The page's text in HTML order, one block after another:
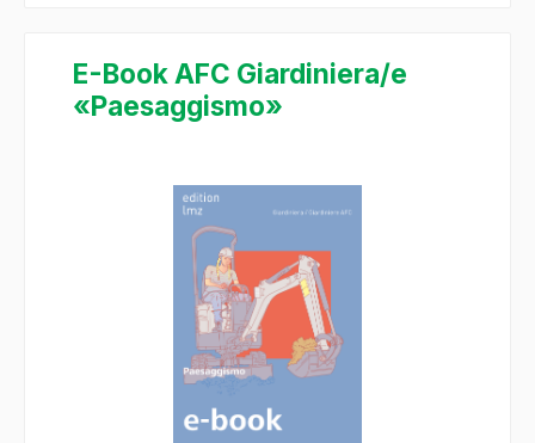
E-Book AFC Giardiniera/e
«Paesaggismo»
Bildergalerie überspringen